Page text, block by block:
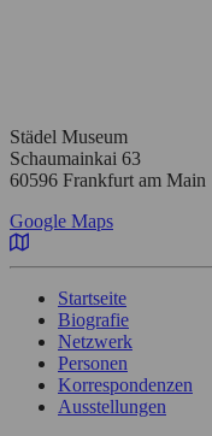
Städel Museum
Schaumainkai 63
60596 Frankfurt am Main
Google Maps
Startseite
Biografie
Netzwerk
Personen
Korrespondenzen
Ausstellungen